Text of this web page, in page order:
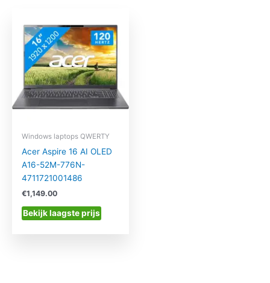
Windows laptops QWERTY
Acer Aspire 16 AI OLED
A16-52M-776N-
4711721001486
€1,149.00
Bekijk laagste prijs